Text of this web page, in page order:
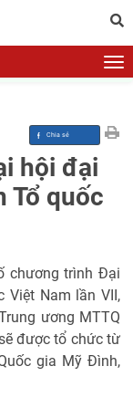
hội đại
Tổ quốc
chương trình Đại
Việt Nam lần VII,
ương MTTQ
được tổ chức từ
gia Mỹ Đình,